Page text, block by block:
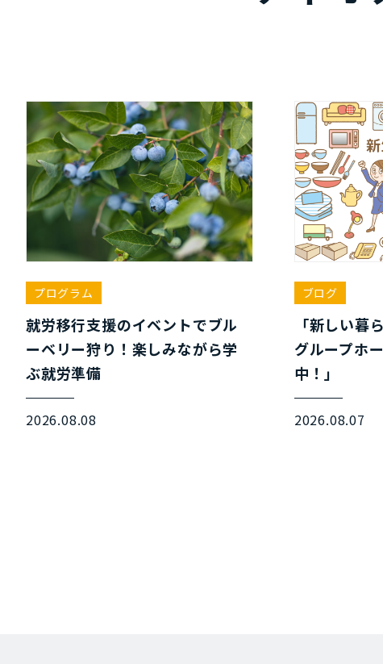
プログラム
就労移行支援のイベントでブル
ーベリー狩り！楽しみながら学
ぶ就労準備
2026.08.08
ブログ
「新しい暮
グループホ
中！」
2026.08.07